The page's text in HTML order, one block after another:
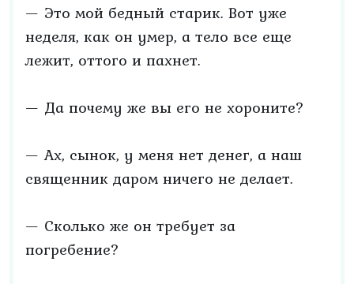
— Это мой бедный старик. Вот уже
неделя, как он умер, а тело все еще
лежит, оттого и пахнет.
— Да почему же вы его не хороните?
— Ах, сынок, у меня нет денег, а наш
священник даром ничего не делает.
— Сколько же он требует за
погребение?